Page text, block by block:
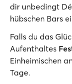
dir unbedingt
hübschen Bars
Falls du das
Aufenthaltes
Einheimischen
Tage.